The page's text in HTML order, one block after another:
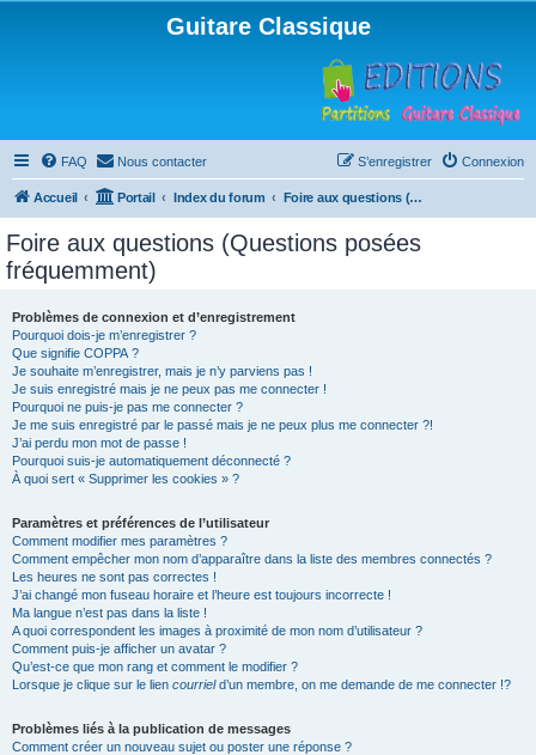
Guitare Classique
FAQ Nous contacter Connexion
S’enregistrer
Accueil Portail Index du forum Foire aux questions (Questions posées fréquemment)
Foire aux questions (Questions posées
fréquemment)
Problèmes de connexion et d’enregistrement
Pourquoi dois-je m’enregistrer ?
Que signifie COPPA ?
Je souhaite m’enregistrer, mais je n’y parviens pas !
Je suis enregistré mais je ne peux pas me connecter !
Pourquoi ne puis-je pas me connecter ?
Je me suis enregistré par le passé mais je ne peux plus me connecter ?!
J’ai perdu mon mot de passe !
Pourquoi suis-je automatiquement déconnecté ?
À quoi sert « Supprimer les cookies » ?
Paramètres et préférences de l’utilisateur
Comment modifier mes paramètres ?
Comment empêcher mon nom d’apparaître dans la liste des membres connectés ?
Les heures ne sont pas correctes !
J’ai changé mon fuseau horaire et l’heure est toujours incorrecte !
Ma langue n’est pas dans la liste !
A quoi correspondent les images à proximité de mon nom d’utilisateur ?
Comment puis-je afficher un avatar ?
Qu’est-ce que mon rang et comment le modifier ?
Lorsque je clique sur le lien courrield’un membre, on me demande de me connecter !?
Problèmes liés à la publication de messages
Comment créer un nouveau sujet ou poster une réponse ?